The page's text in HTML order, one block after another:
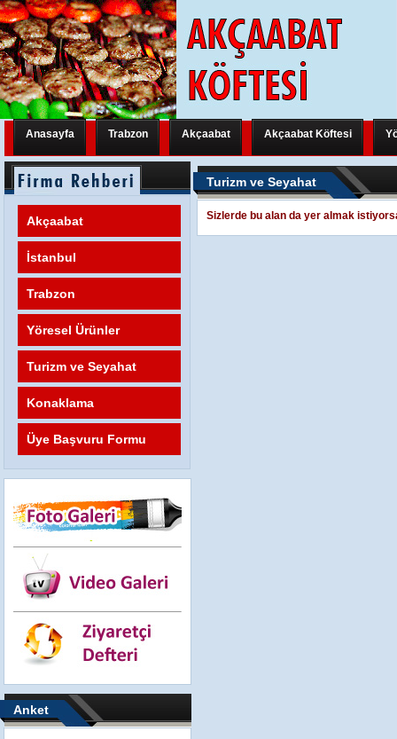
Anasayfa Trabzon Akçaabat Akçaabat Köftesi
Trabzon Yeni Bir Uluslararası Organizasyona Hazırlanıyor Trabzon
Trabzon Yeni Bir Uluslararası Organizasyona Hazırlanıyor Trabzon
Akçaabat
İstanbul
Trabzon
Yöresel Ürünler
Turizm ve Seyahat
Konaklama
Üye Başvuru Formu
Anket
Turizm ve Seyahat
Sizlerde bu alan da yer almak